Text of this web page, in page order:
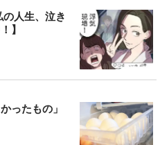
人生、泣き
】
ったもの」